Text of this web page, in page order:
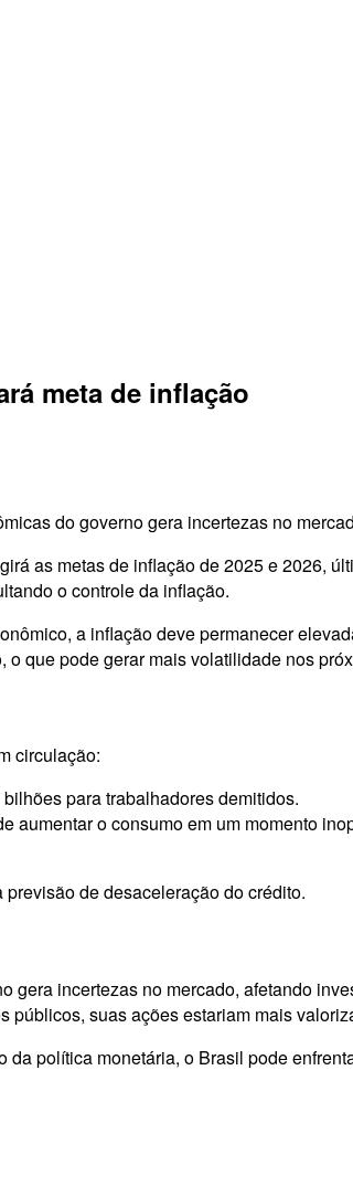
meta de inflação
do governo gera incertezas no
as metas de inflação de 2025 e 2026,
o controle da inflação.
a inflação deve permanecer
que pode gerar mais volatilidade nos
circulação:
para trabalhadores demitidos.
o consumo em um momento
de desaceleração do crédito.
incertezas no mercado, afetando
públicos, suas ações estariam mais
política monetária, o Brasil pode